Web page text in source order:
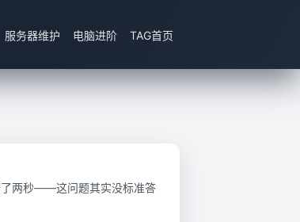
服务器维护 电脑进阶 TAG首页
了两秒——这问题其实没标准答